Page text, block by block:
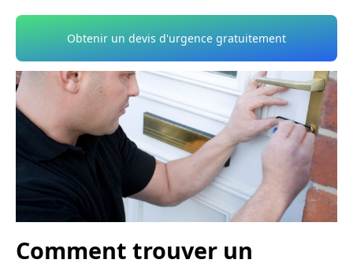
Obtenir un devis d'urgence gratuitement
Comment trouver un